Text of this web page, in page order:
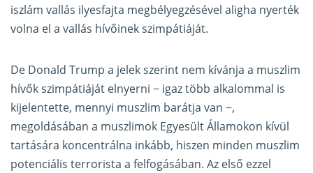
iszlám vallás ilyesfajta megbélyegzésével aligha nyerték
volna el a vallás hívőinek szimpátiáját.
De Donald Trump a jelek szerint nem kívánja a muszlim
hívők szimpátiáját elnyerni − igaz több alkalommal is
kijelentette, mennyi muszlim barátja van −,
megoldásában a muszlimok Egyesült Államokon kívül
tartására koncentrálna inkább, hiszen minden muszlim
potenciális terrorista a felfogásában. Az első ezzel